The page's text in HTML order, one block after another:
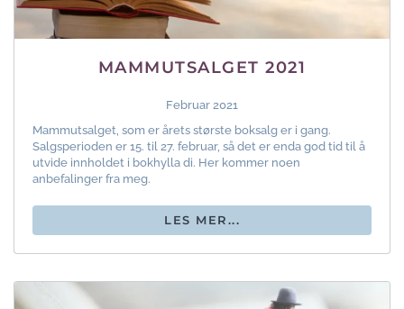
MAMMUTSALGET 2021
Februar 2021
Mammutsalget, som er årets største boksalg er i gang.
Salgsperioden er 15. til 27. februar, så det er enda god tid til å
utvide innholdet i bokhylla di. Her kommer noen
anbefalinger fra meg.
LES MER...